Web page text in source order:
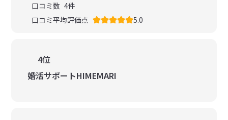
口コミ数 4件
口コミ平均評価点
5.0
4位
婚活サポートHIMEMARI